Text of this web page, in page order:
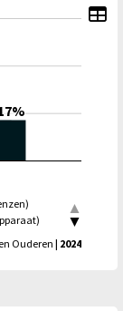
Twente
Ouderen| 2024